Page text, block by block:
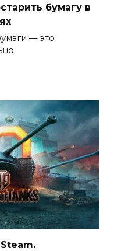
бумагу в
— это